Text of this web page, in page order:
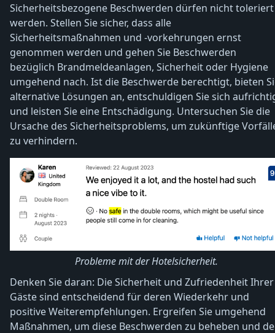
Sicherheitsbezogene Beschwerden dürfen nicht toleriert
werden. Stellen Sie sicher, dass alle
Sicherheitsmaßnahmen und -vorkehrungen ernst
genommen werden und gehen Sie Beschwerden
bezüglich Brandmeldeanlagen, Sicherheit oder Hygiene
umgehend nach. Ist die Beschwerde berechtigt, bieten
alternative Lösungen an, entschuldigen Sie sich
und leisten Sie eine Entschädigung. Untersuchen Sie die
Ursache des Sicherheitsproblems, um zukünftige
zu verhindern.
Probleme mit der Hotelsicherheit.
Denken Sie daran: Die Sicherheit und Zufriedenheit Ihrer
Gäste sind entscheidend für deren Wiederkehr und
positive Weiterempfehlungen. Ergreifen Sie umgehend
Maßnahmen, um diese Beschwerden zu beheben und